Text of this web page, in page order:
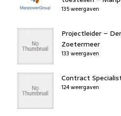
135 weergaven
Projectleider –
Zoetermeer
133 weergaven
Contract
124 weergaven